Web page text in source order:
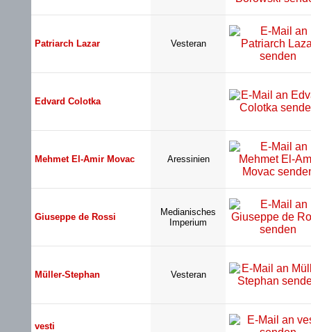
Patriarch Lazar Vesteran
Edvard Colotka
Mehmet El-Amir Movac Aressinien
Giuseppe de Rossi
Medianisches
Imperium
Müller-Stephan Vesteran
vesti